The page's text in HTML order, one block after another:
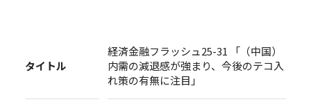
タイトル
経済金融フラッシュ25-31 「（中国）
内需の減退感が強まり、今後のテコ入
れ策の有無に注目」